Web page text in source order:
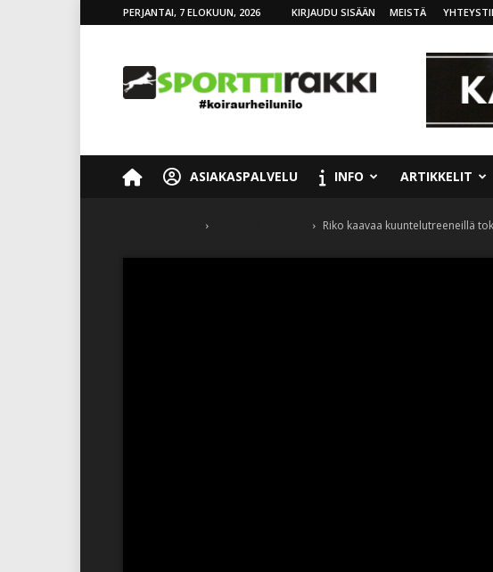
PERJANTAI, 7 ELOKUUN, 2026 KIRJAUDU SISÄÄN MEISTÄ
ASIAKASPALVELU INFO ARTIKKELIT
Riko kaavaa kuuntelutreeneillä